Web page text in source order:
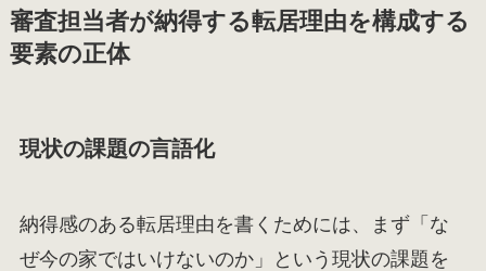
審査担当者が納得する転居理由を構成する
要素の正体
現状の課題の言語化
納得感のある転居理由を書くためには、まず「な
ぜ今の家ではいけないのか」という現状の課題を